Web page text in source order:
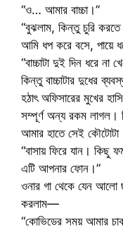
“ও… আমার বাচ্চা।”
“বুঝলাম, কিন্তু চুরি
আমি ধপ করে বসে, পায়ে
“বাচ্চাটা দুই দিন ধরে
কিন্তু বাচ্চাটার দুধের
হঠাৎ অফিসারের মুখের
সম্পূর্ণ অন্য রকম লাগল।
আমার হাতে সেই কৌটোটা
“বাসায় ফিরে যান। কিছু
এটি আপনার ফোন।”
ওনার গা থেকে যেন
করলাম—
“কোভিডের সময় আমার